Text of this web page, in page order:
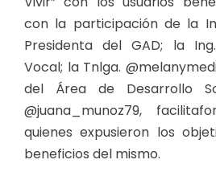
Procesos de contratación
Ejecución Presupuestaria
Obras y proyectos
con la participación de la
Presidenta del GAD; la
Vocal; la Tnlga.
del Área de Desarrollo
@juana_munoz79,
quienes expusieron los
beneficios del mismo.